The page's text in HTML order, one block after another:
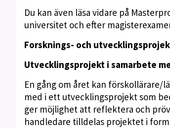
Du kan även läsa vidare på
universitet och efter
Forsknings- och
Utvecklingsprojekt i samarbete
En gång om året kan förskollärare/
med i ett utvecklingsprojekt som
ger möjlighet att reflektera och
handledare tilldelas projektet i